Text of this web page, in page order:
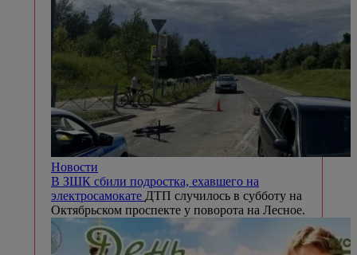
Новости
В ЗШК сбили подростка, ехавшего на
электросамокате ДТП случилось в субботу на
Октябрьском проспекте у поворота на Лесное.